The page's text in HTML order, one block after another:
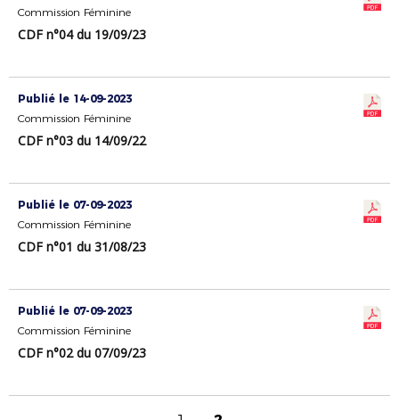
Commission Féminine
CDF n°04 du 19/09/23
Publié le 14-09-2023
Commission Féminine
CDF n°03 du 14/09/22
Publié le 07-09-2023
Commission Féminine
CDF n°01 du 31/08/23
Publié le 07-09-2023
Commission Féminine
CDF n°02 du 07/09/23